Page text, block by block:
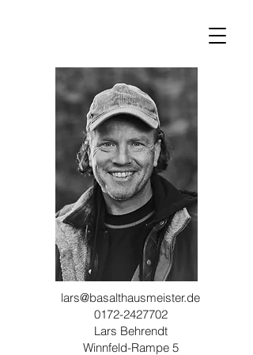
lars@basalthausmeister.de
0172-2427702
Lars Behrendt
Winnfeld-Rampe 5